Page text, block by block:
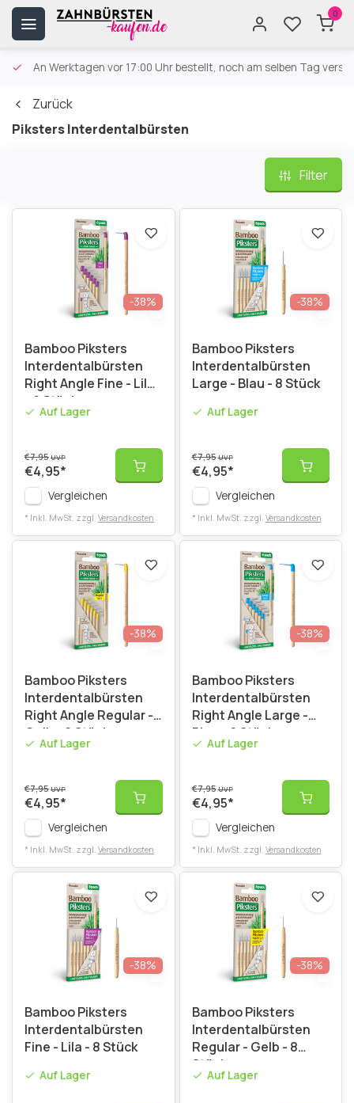
0
An Werktagen vor 17:00 Uhr bestellt, noch am selben Tag
Zurück
Piksters Interdentalbürsten
Filter
-38%
Bamboo Piksters
Interdentalbürsten
Right Angle Fine - Lila
- 6 Stück
Auf Lager
€7,95UVP
€4,95*
Vergleichen
* Inkl. MwSt. zzgl. Versandkosten
-38%
Bamboo Piksters
Interdentalbürsten
Large - Blau - 8 Stück
Auf Lager
€7,95UVP
€4,95*
Vergleichen
* Inkl. MwSt. zzgl. Versandkosten
-38%
Bamboo Piksters
Interdentalbürsten
Right Angle Regular -
Gelb - 6 Stück
Auf Lager
€7,95UVP
€4,95*
Vergleichen
* Inkl. MwSt. zzgl. Versandkosten
-38%
Bamboo Piksters
Interdentalbürsten
Right Angle Large -
Blau - 6 Stück
Auf Lager
€7,95UVP
€4,95*
Vergleichen
* Inkl. MwSt. zzgl. Versandkosten
-38%
Bamboo Piksters
Interdentalbürsten
Fine - Lila - 8 Stück
Auf Lager
-38%
Bamboo Piksters
Interdentalbürsten
Regular - Gelb - 8
Stück
Auf Lager